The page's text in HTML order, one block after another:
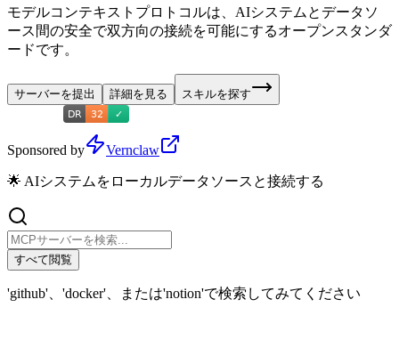
モデルコンテキストプロトコルは、AIシステムとデータソ
ース間の安全で双方向の接続を可能にするオープンスタンダ
ードです。
サーバーを提出 詳細を見る スキルを探す
Sponsored by Vernclaw
🌟 AIシステムをローカルデータソースと接続する
すべて閲覧
'github'、'docker'、または'notion'で検索してみてください